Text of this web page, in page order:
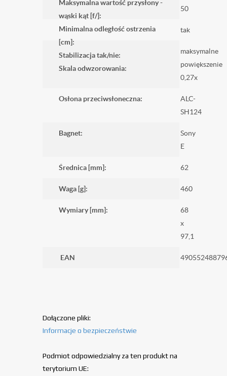
Maksymalna wartość przysłony -
wąski kąt [f/]:
Minimalna odległość ostrzenia
[cm]:
50
Stabilizacja tak/nie:
tak
Skala odwzorowania:
maksymalne
powiększenie
0,27x
Osłona przeciwsłoneczna:
ALC-
SH124
Bagnet:
Sony
E
Średnica [mm]: 62
Waga [g]: 460
Wymiary [mm]:
68
x
97,1
EAN
Dołączone pliki:
Informacje o bezpieczeństwie
Podmiot odpowiedzialny za ten produkt na
terytorium UE: